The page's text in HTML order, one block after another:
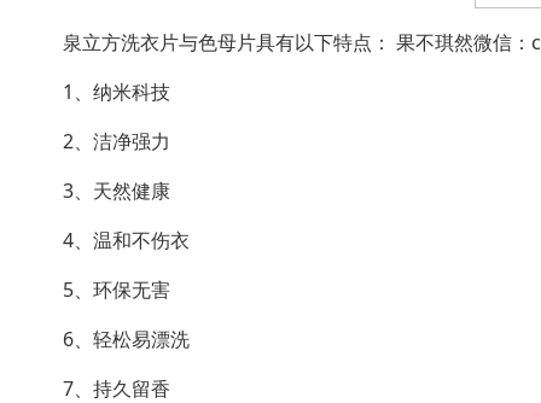
泉立方洗衣片与色母片具有以下特点： 果不琪然微信：
1、纳米科技
2、洁净强力
3、天然健康
4、温和不伤衣
5、环保无害
6、轻松易漂洗
7、持久留香